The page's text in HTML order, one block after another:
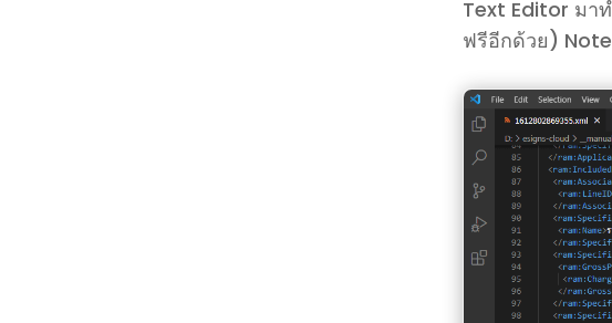
Text Editor มา
ฟรีอีกด้วย)